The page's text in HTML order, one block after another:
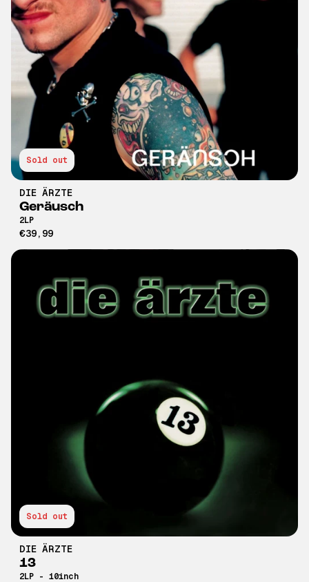
Sold out
DIE ÄRZTE
Geräusch
2LP
€39,99
Sold out
DIE ÄRZTE
13
2LP - 10inch